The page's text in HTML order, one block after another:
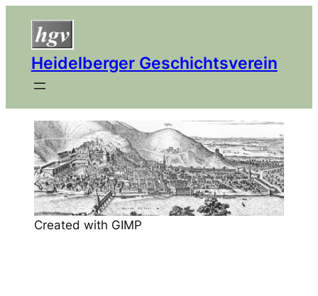
Heidelberger Geschichtsverein
Created with GIMP